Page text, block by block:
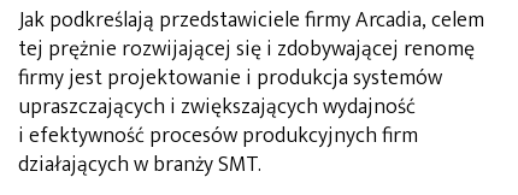
Jak podkreślają przedstawiciele firmy Arcadia, celem
tej prężnie rozwijającej się i zdobywającej renomę
firmy jest projektowanie i produkcja systemów
upraszczających i zwiększających wydajność
i efektywność procesów produkcyjnych firm
działających w branży SMT.